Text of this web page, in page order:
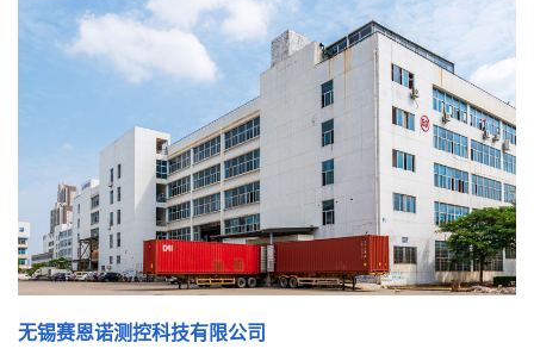
无锡赛恩诺测控科技有限公司